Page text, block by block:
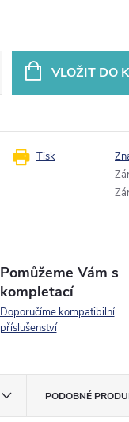
VLOŽIT DO
Tisk
Pomůžeme Vám s
kompletací
Doporučíme kompatibilní
příslušenství
PODOBNÉ